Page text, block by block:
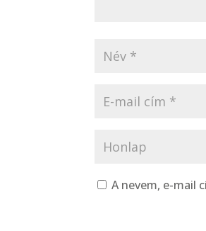
A nevem, e-mail